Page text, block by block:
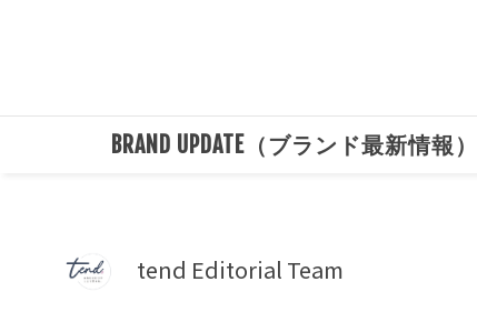
BRAND UPDATE（ブランド最新情報）
tend Editorial Team